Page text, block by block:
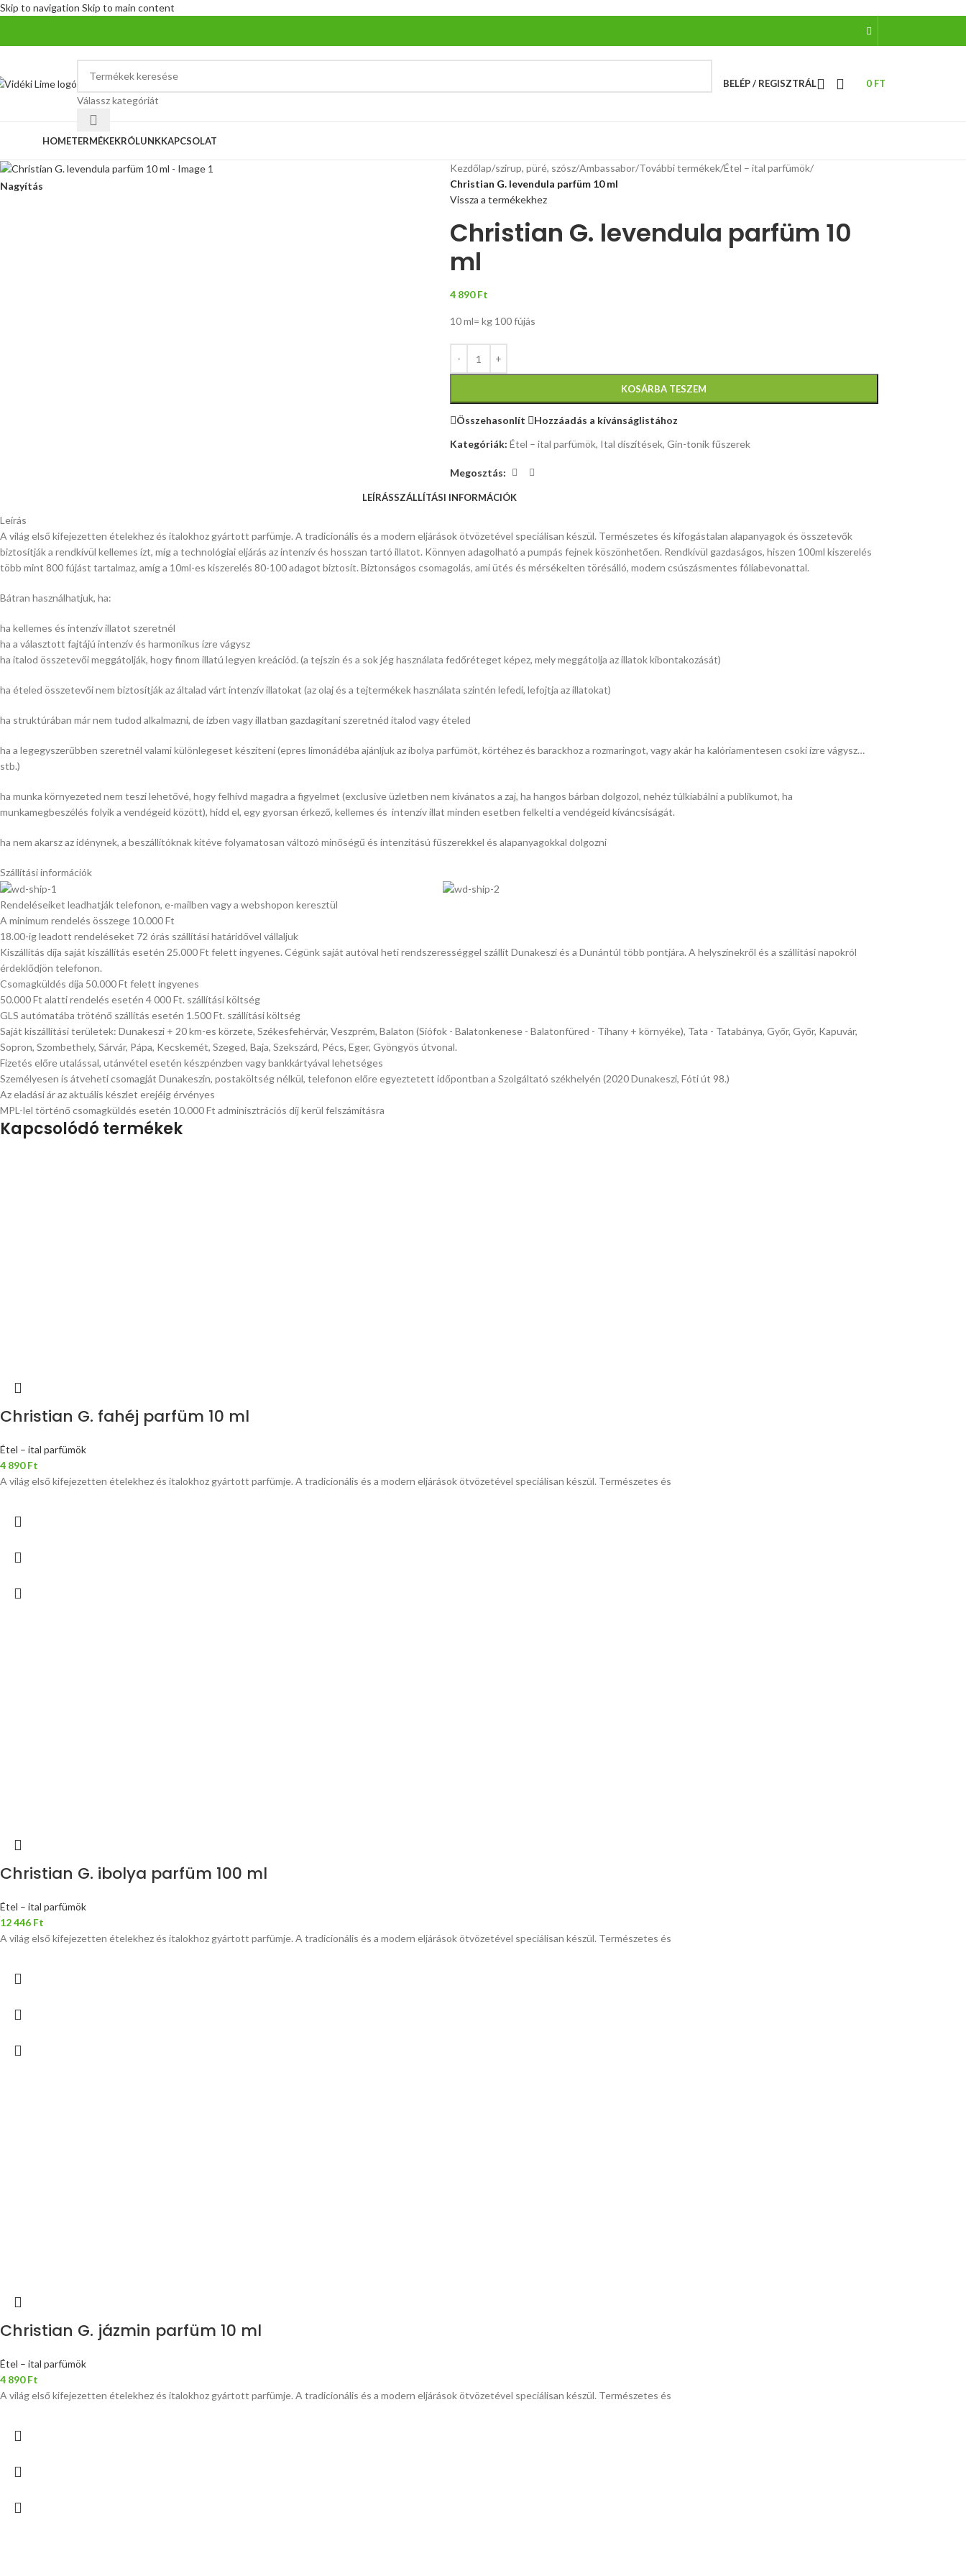
Skip to navigation Skip to main content
Válassz kategóriát
BELÉP / REGISZTRÁL 0 FT
HOMETERMÉKEKRÓLUNKKAPCSOLAT
Nagyítás
Kezdőlap/szirup, püré, szósz/Ambassabor/További termékek/Étel – ital parfümök/
Christian G. levendula parfüm 10 ml
Vissza a termékekhez
Christian G. levendula parfüm 10
ml
4 890Ft
10 ml= kg 100 fújás
KOSÁRBA TESZEM
Összehasonlít
Hozzáadás a kívánságlistához
Kategóriák: Étel – ital parfümök, Ital díszítések, Gin-tonik fűszerek
Megosztás:
LEÍRÁSSZÁLLÍTÁSI INFORMÁCIÓK
Leírás
A világ első kifejezetten ételekhez és italokhoz gyártott parfümje. A tradicionális és a modern eljárások ötvözetével speciálisan készül. Természetes és kifogástalan alapanyagok és összetevők
biztosítják a rendkívül kellemes ízt, míg a technológiai eljárás az intenzív és hosszan tartó illatot. Könnyen adagolható a pumpás fejnek köszönhetően. Rendkívül gazdaságos, hiszen 100ml kiszerelés
több mint 800 fújást tartalmaz, amíg a 10ml-es kiszerelés 80-100 adagot biztosít. Biztonságos csomagolás, ami ütés és mérsékelten törésálló, modern csúszásmentes fóliabevonattal.
Bátran használhatjuk, ha:
ha kellemes és intenzív illatot szeretnél
ha a választott fajtájú intenzív és harmonikus ízre vágysz
ha italod összetevői meggátolják, hogy finom illatú legyen kreációd. (a tejszín és a sok jég használata fedőréteget képez, mely meggátolja az illatok kibontakozását)
ha ételed összetevői nem biztosítják az általad várt intenzív illatokat (az olaj és a tejtermékek használata szintén lefedi, lefojtja az illatokat)
ha struktúrában már nem tudod alkalmazni, de ízben vagy illatban gazdagítani szeretnéd italod vagy ételed
ha a legegyszerűbben szeretnél valami különlegeset készíteni (epres limonádéba ajánljuk az ibolya parfümöt, körtéhez és barackhoz a rozmaringot, vagy akár ha kalóriamentesen csoki ízre vágysz…
stb.)
ha munka környezeted nem teszi lehetővé, hogy felhívd magadra a figyelmet (exclusive üzletben nem kívánatos a zaj, ha hangos bárban dolgozol, nehéz túlkiabálni a publikumot, ha
munkamegbeszélés folyik a vendégeid között), hidd el, egy gyorsan érkező, kellemes és intenzív illat minden esetben felkelti a vendégeid kíváncsiságát.
ha nem akarsz az idénynek, a beszállítóknak kitéve folyamatosan változó minőségű és intenzitású fűszerekkel és alapanyagokkal dolgozni
Szállítási információk
Rendeléseiket leadhatják telefonon, e-mailben vagy a webshopon keresztül
A minimum rendelés összege 10.000 Ft
18.00-ig leadott rendeléseket 72 órás szállítási határidővel vállaljuk
Kiszállítás díja saját kiszállítás esetén 25.000 Ft felett ingyenes. Cégünk saját autóval heti rendszerességgel szállít Dunakeszi és a Dunántúl több pontjára. A helyszínekről és a szállítási napokról
érdeklődjön telefonon.
Csomagküldés díja 50.000 Ft felett ingyenes
50.000 Ft alatti rendelés esetén 4 000 Ft. szállítási költség
GLS autómatába tröténő szállítás esetén 1.500 Ft. szállítási költség
Saját kiszállítási területek: Dunakeszi + 20 km-es körzete, Székesfehérvár, Veszprém, Balaton (Siófok - Balatonkenese - Balatonfüred - Tihany + környéke), Tata - Tatabánya, Győr, Győr, Kapuvár,
Sopron, Szombethely, Sárvár, Pápa, Kecskemét, Szeged, Baja, Szekszárd, Pécs, Eger, Gyöngyös útvonal.
Fizetés előre utalással, utánvétel esetén készpénzben vagy bankkártyával lehetséges
Személyesen is átveheti csomagját Dunakeszin, postaköltség nélkül, telefonon előre egyeztetett időpontban a Szolgáltató székhelyén (2020 Dunakeszi, Fóti út 98.)
Az eladási ár az aktuális készlet erejéig érvényes
MPL-lel történő csomagküldés esetén 10.000 Ft adminisztrációs díj kerül felszámításra
Kapcsolódó termékek
Christian G. fahéj parfüm 10 ml
Étel – ital parfümök
4 890Ft
A világ első kifejezetten ételekhez és italokhoz gyártott parfümje. A tradicionális és a modern eljárások ötvözetével speciálisan készül. Természetes és
Christian G. ibolya parfüm 100 ml
Étel – ital parfümök
12 446 Ft
A világ első kifejezetten ételekhez és italokhoz gyártott parfümje. A tradicionális és a modern eljárások ötvözetével speciálisan készül. Természetes és
Christian G. jázmin parfüm 10 ml
Étel – ital parfümök
4 890Ft
A világ első kifejezetten ételekhez és italokhoz gyártott parfümje. A tradicionális és a modern eljárások ötvözetével speciálisan készül. Természetes és